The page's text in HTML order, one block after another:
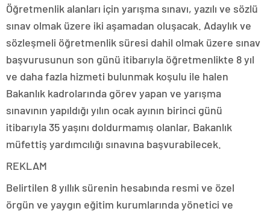
Öğretmenlik alanları için yarışma sınavı, yazılı ve sözlü
sınav olmak üzere iki aşamadan oluşacak. Adaylık ve
sözleşmeli öğretmenlik süresi dahil olmak üzere sınav
başvurusunun son günü itibarıyla öğretmenlikte 8 yıl
ve daha fazla hizmeti bulunmak koşulu ile halen
Bakanlık kadrolarında görev yapan ve yarışma
sınavının yapıldığı yılın ocak ayının birinci günü
itibarıyla 35 yaşını doldurmamış olanlar, Bakanlık
müfettiş yardımcılığı sınavına başvurabilecek.
REKLAM
Belirtilen 8 yıllık sürenin hesabında resmi ve özel
örgün ve yaygın eğitim kurumlarında yönetici ve